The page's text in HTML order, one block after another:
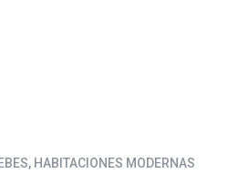
, HABITACIONES MODERNAS